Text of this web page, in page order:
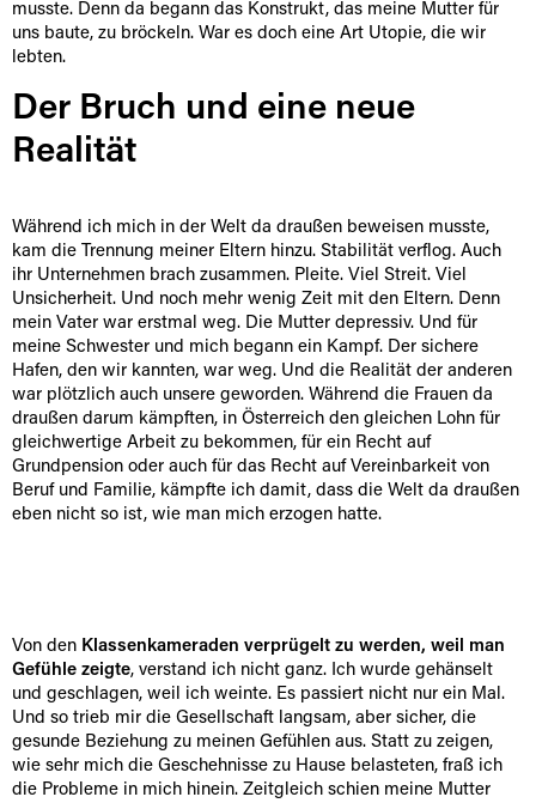
musste. Denn da begann das Konstrukt, das meine Mutter für
uns baute, zu bröckeln. War es doch eine Art Utopie, die wir
lebten.
Der Bruch und eine neue
Realität
Während ich mich in der Welt da draußen beweisen musste,
kam die Trennung meiner Eltern hinzu. Stabilität verflog. Auch
ihr Unternehmen brach zusammen. Pleite. Viel Streit. Viel
Unsicherheit. Und noch mehr wenig Zeit mit den Eltern. Denn
mein Vater war erstmal weg. Die Mutter depressiv. Und für
meine Schwester und mich begann ein Kampf. Der sichere
Hafen, den wir kannten, war weg. Und die Realität der anderen
war plötzlich auch unsere geworden. Während die Frauen da
draußen darum kämpften, in Österreich den gleichen Lohn für
gleichwertige Arbeit zu bekommen, für ein Recht auf
Grundpension oder auch für das Recht auf Vereinbarkeit von
Beruf und Familie, kämpfte ich damit, dass die Welt da draußen
eben nicht so ist, wie man mich erzogen hatte.
Von den Klassenkameraden verprügelt zu werden, weil man
Gefühle zeigte, verstand ich nicht ganz. Ich wurde gehänselt
und geschlagen, weil ich weinte. Es passiert nicht nur ein Mal.
Und so trieb mir die Gesellschaft langsam, aber sicher, die
gesunde Beziehung zu meinen Gefühlen aus. Statt zu zeigen,
wie sehr mich die Geschehnisse zu Hause belasteten, fraß ich
die Probleme in mich hinein. Zeitgleich schien meine Mutter